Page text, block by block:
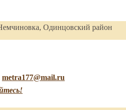
Одинцовский район
metra177@mail.ru